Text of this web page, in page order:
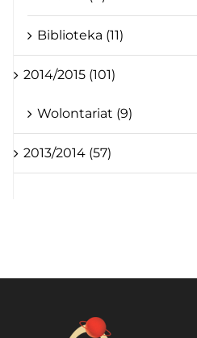
Biblioteka (11)
2014/2015 (101)
Wolontariat (9)
2013/2014 (57)